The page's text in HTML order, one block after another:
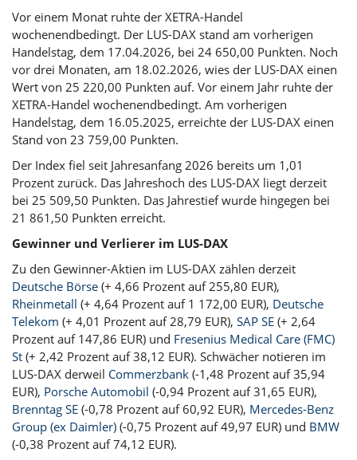
Vor einem Monat ruhte der XETRA-Handel
wochenendbedingt. Der LUS-DAX stand am vorherigen
Handelstag, dem 17.04.2026, bei 24 650,00 Punkten. Noch
vor drei Monaten, am 18.02.2026, wies der LUS-DAX einen
Wert von 25 220,00 Punkten auf. Vor einem Jahr ruhte der
XETRA-Handel wochenendbedingt. Am vorherigen
Handelstag, dem 16.05.2025, erreichte der LUS-DAX einen
Stand von 23 759,00 Punkten.
Der Index fiel seit Jahresanfang 2026 bereits um 1,01
Prozent zurück. Das Jahreshoch des LUS-DAX liegt derzeit
bei 25 509,50 Punkten. Das Jahrestief wurde hingegen bei
21 861,50 Punkten erreicht.
Gewinner und Verlierer im LUS-DAX
Zu den Gewinner-Aktien im LUS-DAX zählen derzeit
Deutsche Börse (+ 4,66 Prozent auf 255,80 EUR),
Rheinmetall (+ 4,64 Prozent auf 1 172,00 EUR), Deutsche
Telekom (+ 4,01 Prozent auf 28,79 EUR), SAP SE (+ 2,64
Prozent auf 147,86 EUR) und Fresenius Medical Care (FMC)
St (+ 2,42 Prozent auf 38,12 EUR). Schwächer notieren im
LUS-DAX derweil Commerzbank (-1,48 Prozent auf 35,94
EUR), Porsche Automobil (-0,94 Prozent auf 31,65 EUR),
Brenntag SE (-0,78 Prozent auf 60,92 EUR), Mercedes-Benz
Group (ex Daimler) (-0,75 Prozent auf 49,97 EUR) und BMW
(-0,38 Prozent auf 74,12 EUR).